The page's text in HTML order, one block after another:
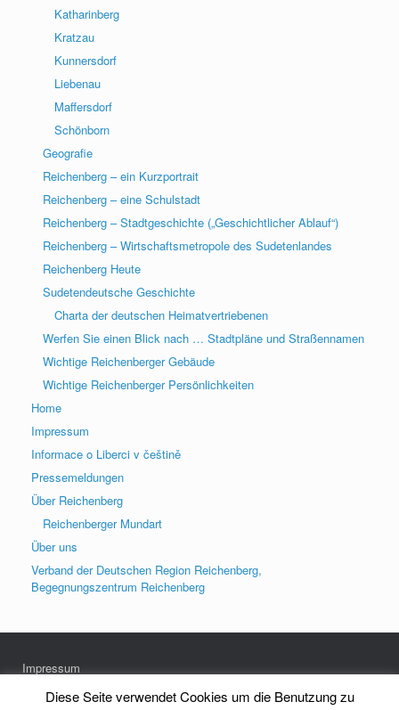
Katharinberg
Kratzau
Kunnersdorf
Liebenau
Maffersdorf
Schönborn
Geografie
Reichenberg – ein Kurzportrait
Reichenberg – eine Schulstadt
Reichenberg – Stadtgeschichte („Geschichtlicher Ablauf“)
Reichenberg – Wirtschaftsmetropole des Sudetenlandes
Reichenberg Heute
Sudetendeutsche Geschichte
Charta der deutschen Heimatvertriebenen
Werfen Sie einen Blick nach … Stadtpläne und Straßennamen
Wichtige Reichenberger Gebäude
Wichtige Reichenberger Persönlichkeiten
Home
Impressum
Informace o Liberci v češtině
Pressemeldungen
Über Reichenberg
Reichenberger Mundart
Über uns
Verband der Deutschen Region Reichenberg,
Begegnungszentrum Reichenberg
Impressum
Datenschutz
Diese Seite verwendet Cookies um die Benutzung zu